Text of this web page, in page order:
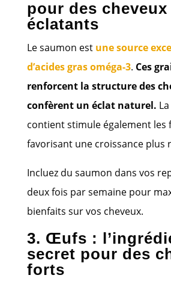
pour des cheveux
éclatants
Le saumon est une source
d’acides gras oméga-3. Ces
renforcent la structure des
confèrent un éclat naturel.
contient stimule également les
favorisant une croissance plus
Incluez du saumon dans vos
deux fois par semaine pour
bienfaits sur vos cheveux.
3. Œufs :
secret pour des
forts